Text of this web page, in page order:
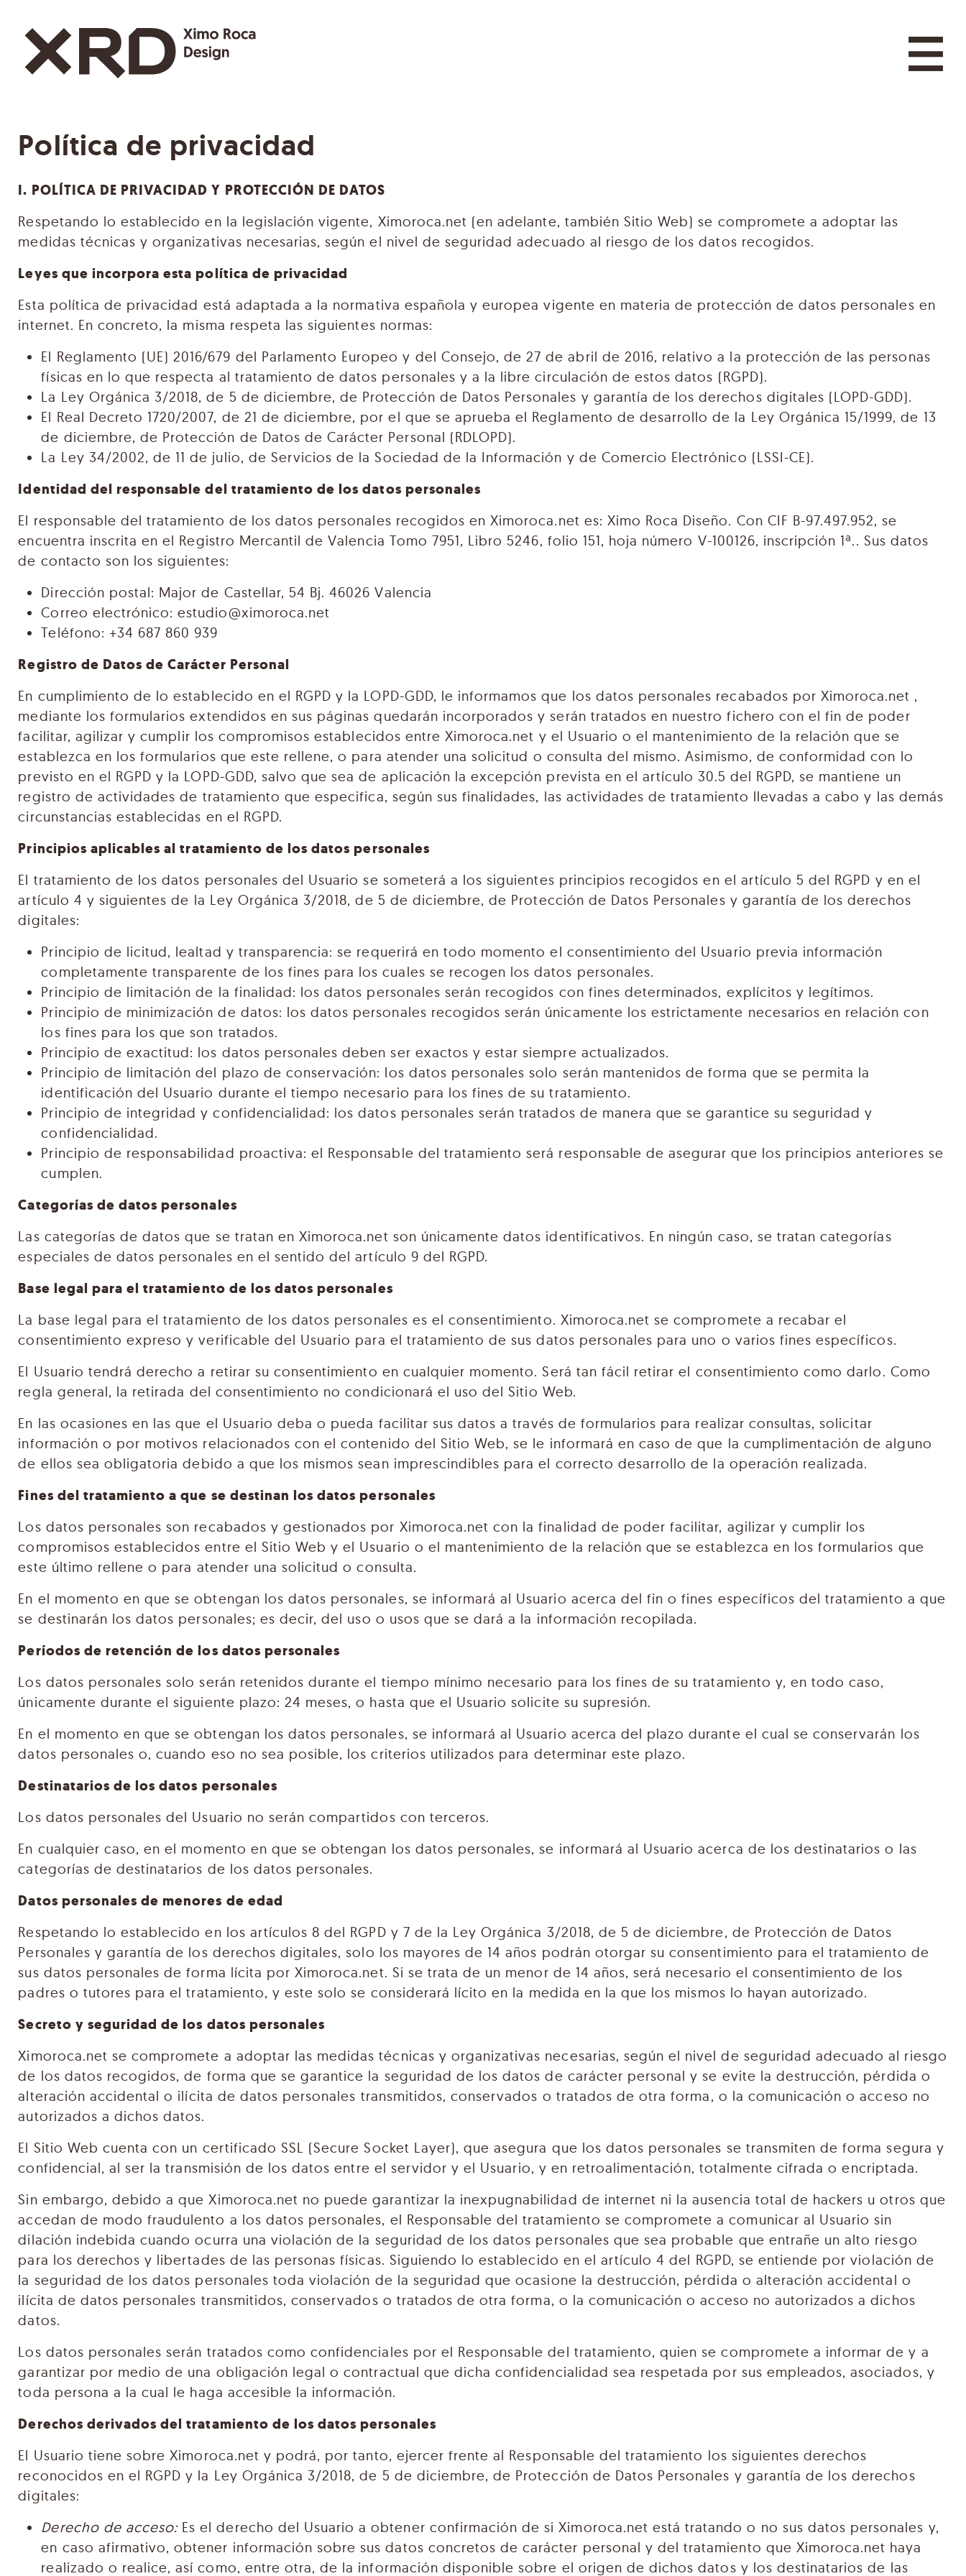
Saltar al contenido
Navegación principal
Política de privacidad
I. POLÍTICA DE PRIVACIDAD Y PROTECCIÓN DE DATOS
Respetando lo establecido en la legislación vigente, Ximoroca.net (en adelante, también Sitio Web) se compromete a adoptar las
medidas técnicas y organizativas necesarias, según el nivel de seguridad adecuado al riesgo de los datos recogidos.
Leyes que incorpora esta política de privacidad
Esta política de privacidad está adaptada a la normativa española y europea vigente en materia de protección de datos personales en
internet. En concreto, la misma respeta las siguientes normas:
El Reglamento (UE) 2016/679 del Parlamento Europeo y del Consejo, de 27 de abril de 2016, relativo a la protección de las personas
físicas en lo que respecta al tratamiento de datos personales y a la libre circulación de estos datos (RGPD).
La Ley Orgánica 3/2018, de 5 de diciembre, de Protección de Datos Personales y garantía de los derechos digitales (LOPD-GDD).
El Real Decreto 1720/2007, de 21 de diciembre, por el que se aprueba el Reglamento de desarrollo de la Ley Orgánica 15/1999, de 13
de diciembre, de Protección de Datos de Carácter Personal (RDLOPD).
La Ley 34/2002, de 11 de julio, de Servicios de la Sociedad de la Información y de Comercio Electrónico (LSSI-CE).
Identidad del responsable del tratamiento de los datos personales
El responsable del tratamiento de los datos personales recogidos en Ximoroca.net es: Ximo Roca Diseño. Con CIF B-97.497.952, se
encuentra inscrita en el Registro Mercantil de Valencia Tomo 7951, Libro 5246, folio 151, hoja número V-100126, inscripción 1ª.. Sus datos
de contacto son los siguientes:
Dirección postal: Major de Castellar, 54 Bj. 46026 Valencia
Correo electrónico: estudio@ximoroca.net
Teléfono: +34 687 860 939
Registro de Datos de Carácter Personal
En cumplimiento de lo establecido en el RGPD y la LOPD-GDD, le informamos que los datos personales recabados por Ximoroca.net ,
mediante los formularios extendidos en sus páginas quedarán incorporados y serán tratados en nuestro fichero con el fin de poder
facilitar, agilizar y cumplir los compromisos establecidos entre Ximoroca.net y el Usuario o el mantenimiento de la relación que se
establezca en los formularios que este rellene, o para atender una solicitud o consulta del mismo. Asimismo, de conformidad con lo
previsto en el RGPD y la LOPD-GDD, salvo que sea de aplicación la excepción prevista en el artículo 30.5 del RGPD, se mantiene un
registro de actividades de tratamiento que especifica, según sus finalidades, las actividades de tratamiento llevadas a cabo y las demás
circunstancias establecidas en el RGPD.
Principios aplicables al tratamiento de los datos personales
El tratamiento de los datos personales del Usuario se someterá a los siguientes principios recogidos en el artículo 5 del RGPD y en el
artículo 4 y siguientes de la Ley Orgánica 3/2018, de 5 de diciembre, de Protección de Datos Personales y garantía de los derechos
digitales:
Principio de licitud, lealtad y transparencia: se requerirá en todo momento el consentimiento del Usuario previa información
completamente transparente de los fines para los cuales se recogen los datos personales.
Principio de limitación de la finalidad: los datos personales serán recogidos con fines determinados, explícitos y legítimos.
Principio de minimización de datos: los datos personales recogidos serán únicamente los estrictamente necesarios en relación con
los fines para los que son tratados.
Principio de exactitud: los datos personales deben ser exactos y estar siempre actualizados.
Principio de limitación del plazo de conservación: los datos personales solo serán mantenidos de forma que se permita la
identificación del Usuario durante el tiempo necesario para los fines de su tratamiento.
Principio de integridad y confidencialidad: los datos personales serán tratados de manera que se garantice su seguridad y
confidencialidad.
Principio de responsabilidad proactiva: el Responsable del tratamiento será responsable de asegurar que los principios anteriores se
cumplen.
Categorías de datos personales
Las categorías de datos que se tratan en Ximoroca.net son únicamente datos identificativos. En ningún caso, se tratan categorías
especiales de datos personales en el sentido del artículo 9 del RGPD.
Base legal para el tratamiento de los datos personales
La base legal para el tratamiento de los datos personales es el consentimiento. Ximoroca.net se compromete a recabar el
consentimiento expreso y verificable del Usuario para el tratamiento de sus datos personales para uno o varios fines específicos.
El Usuario tendrá derecho a retirar su consentimiento en cualquier momento. Será tan fácil retirar el consentimiento como darlo. Como
regla general, la retirada del consentimiento no condicionará el uso del Sitio Web.
En las ocasiones en las que el Usuario deba o pueda facilitar sus datos a través de formularios para realizar consultas, solicitar
información o por motivos relacionados con el contenido del Sitio Web, se le informará en caso de que la cumplimentación de alguno
de ellos sea obligatoria debido a que los mismos sean imprescindibles para el correcto desarrollo de la operación realizada.
Fines del tratamiento a que se destinan los datos personales
Los datos personales son recabados y gestionados por Ximoroca.net con la finalidad de poder facilitar, agilizar y cumplir los
compromisos establecidos entre el Sitio Web y el Usuario o el mantenimiento de la relación que se establezca en los formularios que
este último rellene o para atender una solicitud o consulta.
En el momento en que se obtengan los datos personales, se informará al Usuario acerca del fin o fines específicos del tratamiento a que
se destinarán los datos personales; es decir, del uso o usos que se dará a la información recopilada.
Períodos de retención de los datos personales
Los datos personales solo serán retenidos durante el tiempo mínimo necesario para los fines de su tratamiento y, en todo caso,
únicamente durante el siguiente plazo: 24 meses, o hasta que el Usuario solicite su supresión.
En el momento en que se obtengan los datos personales, se informará al Usuario acerca del plazo durante el cual se conservarán los
datos personales o, cuando eso no sea posible, los criterios utilizados para determinar este plazo.
Destinatarios de los datos personales
Los datos personales del Usuario no serán compartidos con terceros.
En cualquier caso, en el momento en que se obtengan los datos personales, se informará al Usuario acerca de los destinatarios o las
categorías de destinatarios de los datos personales.
Datos personales de menores de edad
Respetando lo establecido en los artículos 8 del RGPD y 7 de la Ley Orgánica 3/2018, de 5 de diciembre, de Protección de Datos
Personales y garantía de los derechos digitales, solo los mayores de 14 años podrán otorgar su consentimiento para el tratamiento de
sus datos personales de forma lícita por Ximoroca.net. Si se trata de un menor de 14 años, será necesario el consentimiento de los
padres o tutores para el tratamiento, y este solo se considerará lícito en la medida en la que los mismos lo hayan autorizado.
Secreto y seguridad de los datos personales
Ximoroca.net se compromete a adoptar las medidas técnicas y organizativas necesarias, según el nivel de seguridad adecuado al riesgo
de los datos recogidos, de forma que se garantice la seguridad de los datos de carácter personal y se evite la destrucción, pérdida o
alteración accidental o ilícita de datos personales transmitidos, conservados o tratados de otra forma, o la comunicación o acceso no
autorizados a dichos datos.
El Sitio Web cuenta con un certificado SSL (Secure Socket Layer), que asegura que los datos personales se transmiten de forma segura y
confidencial, al ser la transmisión de los datos entre el servidor y el Usuario, y en retroalimentación, totalmente cifrada o encriptada.
Sin embargo, debido a que Ximoroca.net no puede garantizar la inexpugnabilidad de internet ni la ausencia total de hackers u otros que
accedan de modo fraudulento a los datos personales, el Responsable del tratamiento se compromete a comunicar al Usuario sin
dilación indebida cuando ocurra una violación de la seguridad de los datos personales que sea probable que entrañe un alto riesgo
para los derechos y libertades de las personas físicas. Siguiendo lo establecido en el artículo 4 del RGPD, se entiende por violación de
la seguridad de los datos personales toda violación de la seguridad que ocasione la destrucción, pérdida o alteración accidental o
ilícita de datos personales transmitidos, conservados o tratados de otra forma, o la comunicación o acceso no autorizados a dichos
datos.
Los datos personales serán tratados como confidenciales por el Responsable del tratamiento, quien se compromete a informar de y a
garantizar por medio de una obligación legal o contractual que dicha confidencialidad sea respetada por sus empleados, asociados, y
toda persona a la cual le haga accesible la información.
Derechos derivados del tratamiento de los datos personales
El Usuario tiene sobre Ximoroca.net y podrá, por tanto, ejercer frente al Responsable del tratamiento los siguientes derechos
reconocidos en el RGPD y la Ley Orgánica 3/2018, de 5 de diciembre, de Protección de Datos Personales y garantía de los derechos
digitales:
Derecho de acceso:Es el derecho del Usuario a obtener confirmación de si Ximoroca.net está tratando o no sus datos personales y,
en caso afirmativo, obtener información sobre sus datos concretos de carácter personal y del tratamiento que Ximoroca.net haya
realizado o realice, así como, entre otra, de la información disponible sobre el origen de dichos datos y los destinatarios de las